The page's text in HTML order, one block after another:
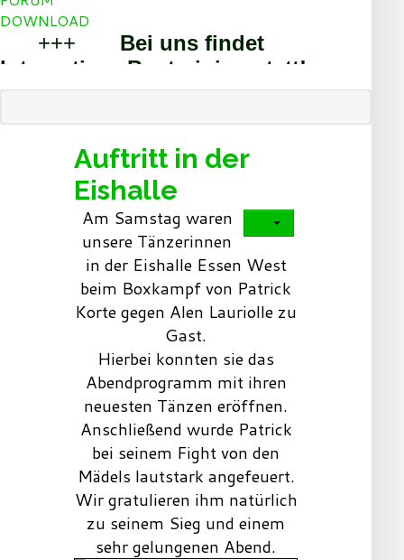
DOWNLOAD
+++ Bei uns findet
Integratives Boxtraining statt!
++++++Sport und
Spass gesucht? Dann bist Du bei
uns richtig!+++
Willkommen beim BoxTeam Essen
und den Step By Step Dancern!
+++
Auftritt in der
Eishalle
Am Samstag waren
unsere Tänzerinnen
in der Eishalle Essen West
beim Boxkampf von Patrick
Korte gegen Alen Lauriolle zu
Gast.
Hierbei konnten sie das
Abendprogramm mit ihren
neuesten Tänzen eröffnen.
Anschließend wurde Patrick
bei seinem Fight von den
Mädels lautstark angefeuert.
Wir gratulieren ihm natürlich
zu seinem Sieg und einem
sehr gelungenen Abend.